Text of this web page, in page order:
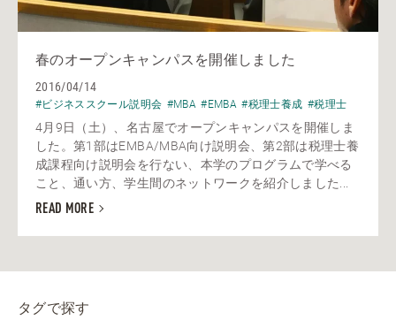
春のオープンキャンパスを開催しました
2016/04/14
#ビジネススクール説明会 #MBA #EMBA #税理士養成 #税理士
4月9日（土）、名古屋でオープンキャンパスを開催しま
した。第1部はEMBA/MBA向け説明会、第2部は税理士養
成課程向け説明会を行ない、本学のプログラムで学べる
こと、通い方、学生間のネットワークを紹介しました...
READ MORE
タグで探す